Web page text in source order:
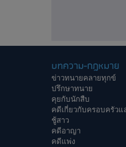
บทความ-กฎหมาย
ข่าวทนายคลายทุกข์
ปรึกษาทนาย
คุยกับนักสืบ
คดีเกี่ยวกับครอบครัวแ
ชู้สาว
คดีอาญา
คดีแพ่ง